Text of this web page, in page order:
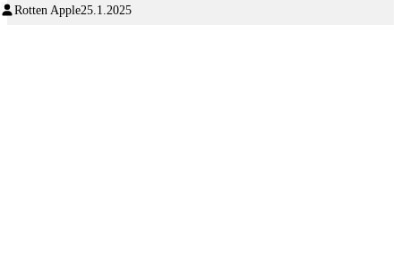
toimimaan kunnolla. Applen tuotteet eivät enää vakuuta tekniseltä
Rotten Apple25.1.2025